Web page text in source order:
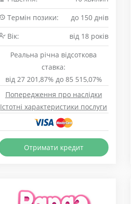
Термін позики:
до 150 днів
Вік:
від 18 років
Реальна річна відсоткова
ставка:
від 27 201,87% до 85 515,07%
Попередження про наслідки
Істотні характеристики послуги
Отримати кредит